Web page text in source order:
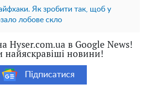
Як зробити так, щоб у
лобове скло
Hyser.com.ua в Google News!
найяскравіші новини!
Підписатися